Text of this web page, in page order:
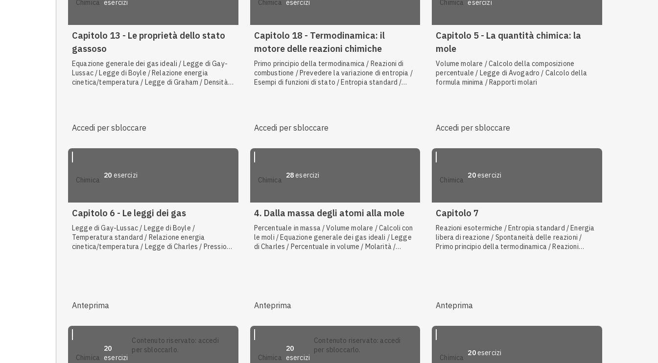
chimica esercizi
Capitolo 13 - Le proprietà dello stato
gassoso
Equazione generale dei gas ideali / Legge di Gay-
Lussac / Legge di Boyle / Relazione energia
cinetica/temperatura / Legge di Graham / Densità /
Accedi per sbloccare
chimica esercizi
Capitolo 18 - Termodinamica: il
motore delle reazioni chimiche
Primo principio della termodinamica / Reazioni di
combustione / Prevedere la variazione di entropia /
Esempi di funzioni di stato / Entropia standard /
/ Legge di Boyle / Reazioni esotermiche / Reazioni
Accedi per sbloccare
chimica esercizi
Capitolo 5 - La quantità chimica: la
mole
Volume molare / Calcolo della composizione
percentuale / Legge di Avogadro / Calcolo della
formula minima / Rapporti molari
Accedi per sbloccare
chimica
20 esercizi
Capitolo 6 - Le leggi dei gas
Legge di Gay-Lussac / Legge di Boyle /
Temperatura standard / Relazione energia
cinetica/temperatura / Legge di Charles / Pressione
Anteprima
chimica
28 esercizi
4. Dalla massa degli atomi alla mole
Percentuale in massa / Volume molare / Calcoli con
le moli / Equazione generale dei gas ideali / Legge
di Charles / Percentuale in volume / Molarità /
Anteprima
chimica
20esercizi
Capitolo 7
Reazioni esotermiche / Entropia standard / Energia
libera di reazione / Spontaneità delle reazioni /
Primo principio della termodinamica / Reazioni
Reazioni endorgoniche
Anteprima
chimica
20
esercizi
contenuto riservato: accedi
per sbloccarlo.
chimica
20
esercizi
contenuto riservato: accedi
per sbloccarlo.
chimica
20esercizi